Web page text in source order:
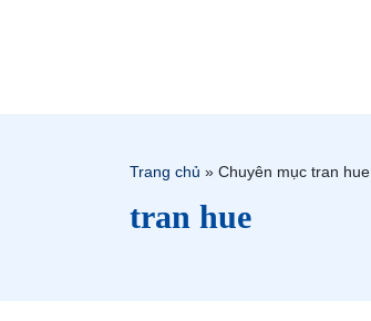
Trang chủ » Chuyên mục tran hue
tran hue